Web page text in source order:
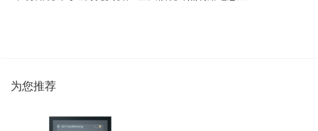
为您推荐